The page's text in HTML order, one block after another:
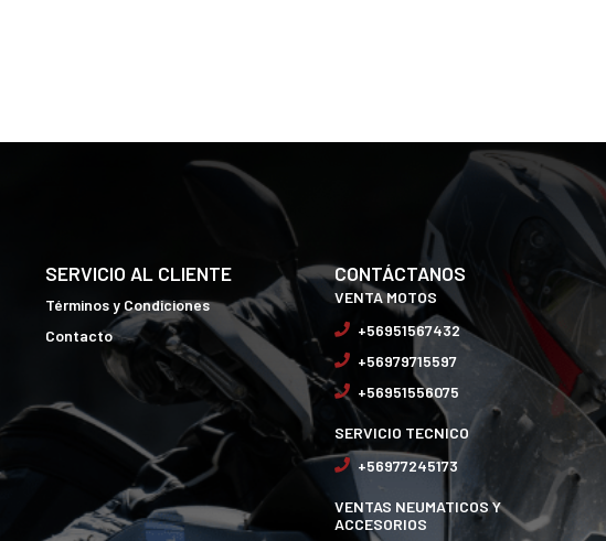
SERVICIO AL CLIENTE
Términos y Condiciones
Contacto
CONTÁCTANOS
VENTA MOTOS
+56951567432
+56979715597
+56951556075
SERVICIO TECNICO
+56977245173
VENTAS NEUMATICOS Y
ACCESORIOS